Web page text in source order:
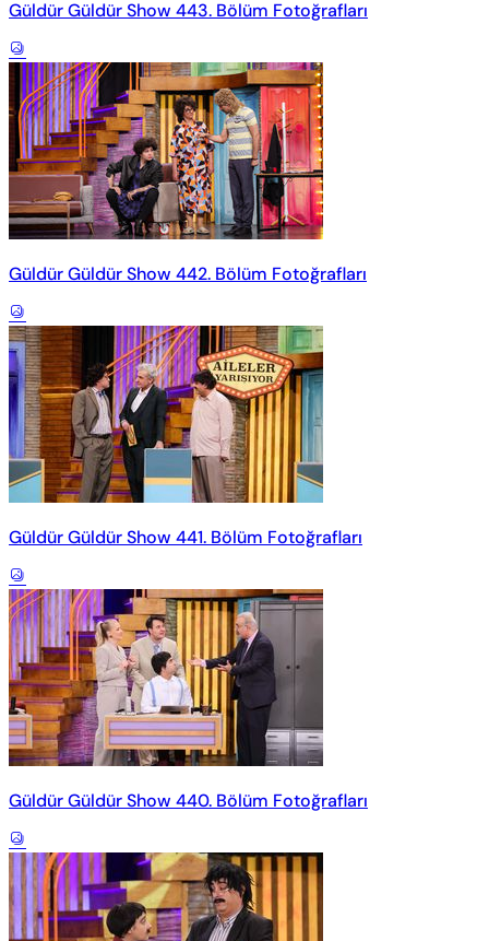
Güldür Güldür Show 443. Bölüm Fotoğrafları
Güldür Güldür Show 442. Bölüm Fotoğrafları
Güldür Güldür Show 441. Bölüm Fotoğrafları
Güldür Güldür Show 440. Bölüm Fotoğrafları